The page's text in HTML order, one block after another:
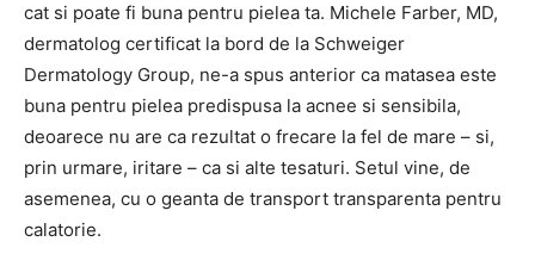
cat si poate fi buna pentru pielea ta. Michele Farber, MD,
dermatolog certificat la bord de la Schweiger
Dermatology Group, ne-a spus anterior ca matasea este
buna pentru pielea predispusa la acnee si sensibila,
deoarece nu are ca rezultat o frecare la fel de mare – si,
prin urmare, iritare – ca si alte tesaturi. Setul vine, de
asemenea, cu o geanta de transport transparenta pentru
calatorie.